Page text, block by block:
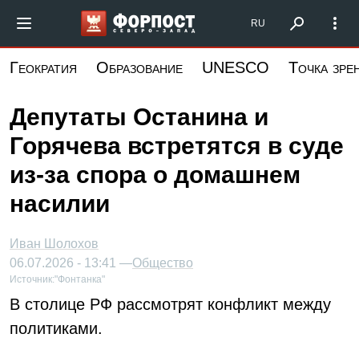
основному
Форпост Северо-Запад
RU
Геократия Образование UNESCO Точка
Депутаты Останина и
Горячева встретятся в суде
из‑за спора о домашнем
насилии
Иван Шолохов
06.07.2026 - 13:41 —Общество
Источник:"Фонтанка"
В столице РФ рассмотрят конфликт между
политиками.